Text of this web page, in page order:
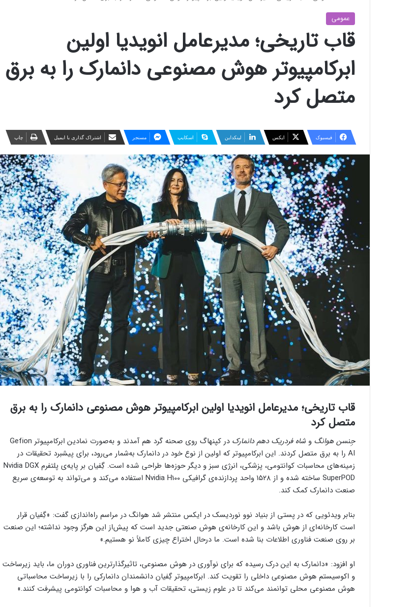
عمومی
قاب تاریخی؛ مدیرعامل انویدیا اولین
ابرکامپیوتر هوش مصنوعی دانمارک را به برق
متصل کرد
فیسبوک ایکس لینکداین اسکایپ مسنجر اشتراک گذاری با ایمیل چاپ
قاب تاریخی؛ مدیرعامل انویدیا اولین ابرکامپیوتر هوش مصنوعی دانمارک را به برق
متصل کرد
جِنسن هوانگ و شاه فردریک دهم دانمارک
در کپنهاگ روی صحنه گرد هم آمدند و به‌صورت نمادین ابرکامپیوتر Gefion
AI را به برق متصل کردند. این ابرکامپیوتر که اولین از نوع خود در دانمارک به‌شمار می‌رود، برای پیشبرد تحقیقات در
زمینه‌های محاسبات کوانتومی، پزشکی، انرژی سبز و دیگر حوزه‌ها طراحی شده است. گِفیان بر پایه‌ی پلتفرم Nvidia DGX
SuperPOD ساخته شده و از ۱۵۲۸ واحد پردازنده‌ی گرافیکی Nvidia H100 استفاده می‌کند و می‌تواند به توسعه‌ی سریع
صنعت دانمارک کمک کند.
بنابر ویدئویی که در پستی از بنیاد نوو نوردیسک در ایکس منتشر شد هوانگ در مراسم راه‌اندازی گفت: «گِفیان قرار
است کارخانه‌ای از هوش باشد و این کارخانه‌ی هوش صنعتی جدید است که پیش‌از این هرگز وجود نداشته؛ این صنعت
بر روی صنعت فناوری اطلاعات بنا شده است. ما درحال اختراع چیزی کاملاً نو هستیم.»
او افزود: «دانمارک به این درک رسیده که برای نوآوری در هوش مصنوعی، تاثیرگذارترین فناوری دوران ما، باید زیرساخت
و اکوسیستم هوش مصنوعی داخلی را تقویت کند. ابرکامپیوتر گِفیان دانشمندان دانمارکی را با زیرساخت محاسباتی
هوش مصنوعی محلی توانمند می‌کند تا در علوم زیستی، تحقیقات آب و هوا و محاسبات کوانتومی پیشرفت کنند.»